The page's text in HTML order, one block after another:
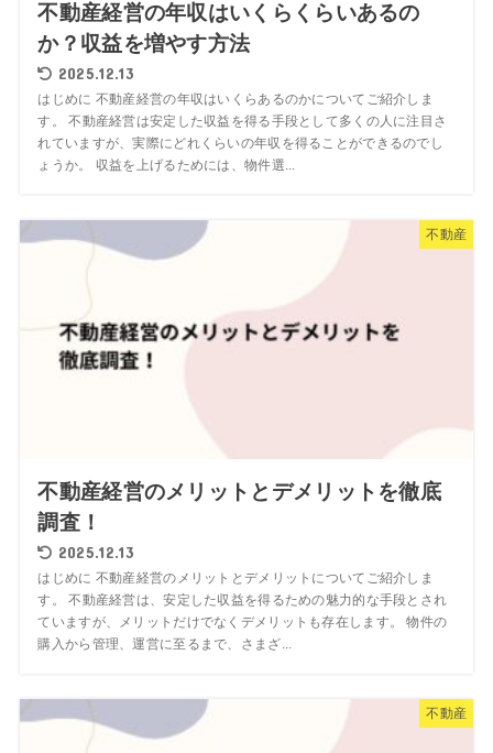
不動産経営の年収はいくらくらいあるの
か？収益を増やす方法
2025.12.13
はじめに 不動産経営の年収はいくらあるのかについてご紹介しま
す。 不動産経営は安定した収益を得る手段として多くの人に注目さ
れていますが、実際にどれくらいの年収を得ることができるのでし
ょうか。 収益を上げるためには、物件選...
不動産
不動産経営のメリットとデメリットを徹底
調査！
2025.12.13
はじめに 不動産経営のメリットとデメリットについてご紹介しま
す。 不動産経営は、安定した収益を得るための魅力的な手段とされ
ていますが、メリットだけでなくデメリットも存在します。 物件の
購入から管理、運営に至るまで、さまざ...
不動産